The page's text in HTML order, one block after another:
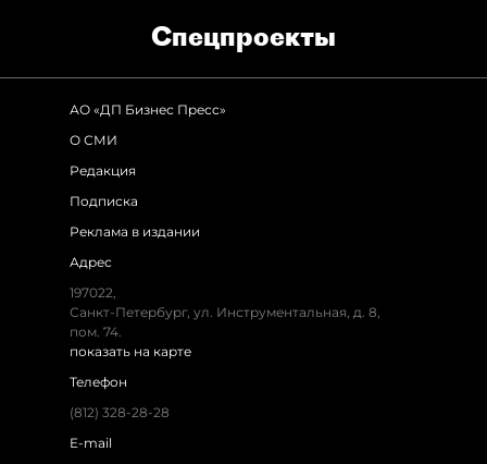
Спец­проекты
АО «ДП Бизнес Пресс»
О СМИ
Редакция
Подписка
Реклама в издании
Адрес
197022,
Санкт-Петербург, ул. Инструментальная, д. 8,
пом. 74.
показать на карте
Телефон
(812) 328-28-28
E-mail